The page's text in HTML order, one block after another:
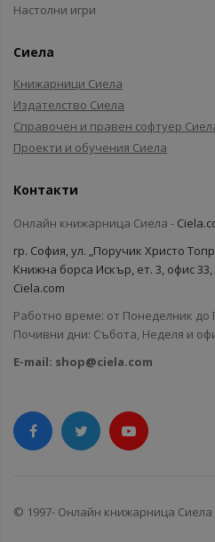
Настолни игри
Сиела
Книжарници Сиела
Издателство Сиела
Справочен и правен софтуер
Проекти и обучения Сиела
Контакти
Онлайн книжарница Сиела -
гр. София, ул. „Поручик Христо
Книжна борса Искър, ет. 3, офис
Ciela.com
Работно време: от Понеделник до
Почивни дни: Събота, Неделя и
E-mail: shop@ciela.com
© 1997- Онлайн книжарница Сиела